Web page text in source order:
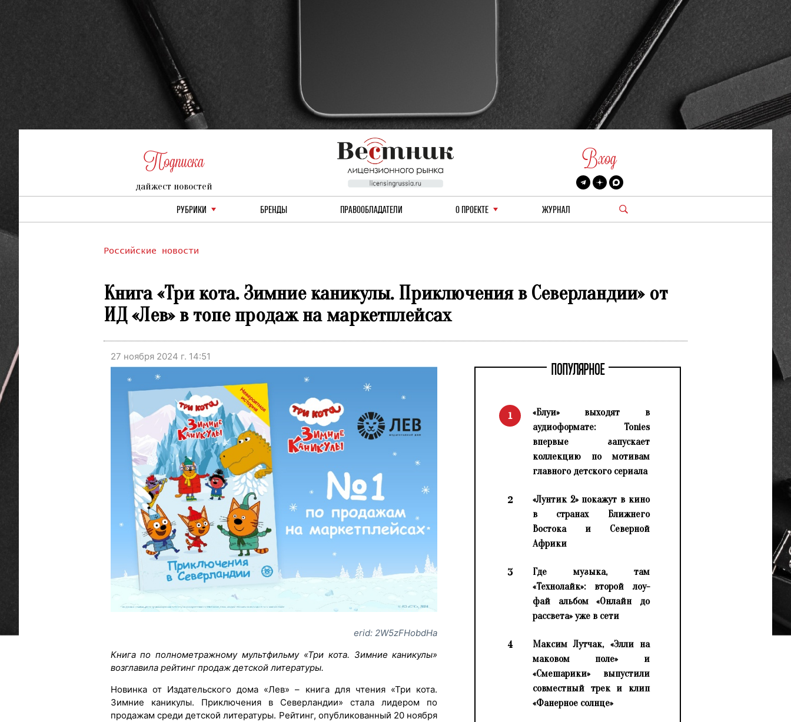
Подписка
дайжест новостей
Вход
РУБРИКИ БРЕНДЫ ПРАВООБЛАДАТЕЛИ О ПРОЕКТЕ ЖУРНАЛ
Российские новости
Книга «Три кота. Зимние каникулы. Приключения в Северландии» от
ИД «Лев» в топе продаж на маркетплейсах
27 ноября 2024 г. 14:51
erid: 2W5zFHobdHa
Книга по полнометражному мультфильму «Три кота. Зимние каникулы»
возглавила рейтинг продаж детской литературы.
Новинка от Издательского дома «Лев» – книга для чтения «Три кота.
Зимние каникулы. Приключения в Северландии» стала лидером по
продажам среди детской литературы. Рейтинг, опубликованный 20 ноября
ПОПУЛЯРНОЕ
1
«Блуи» выходят в
аудиоформате: Tonies
впервые запускает
коллекцию по мотивам
главного детского сериала
2
«Лунтик 2» покажут в кино
в странах Ближнего
Востока и Северной
Африки
3
Где музыка, там
«Технолайк»: второй лоу-
фай альбом «Онлайн до
рассвета» уже в сети
4
Максим Лутчак, «Элли на
маковом поле» и
«Смешарики» выпустили
совместный трек и клип
«Фанерное солнце»